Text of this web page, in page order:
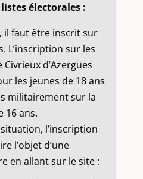
électorales :
il faut être inscrit sur
L’inscription sur les
d’Azergues
les jeunes de 18 ans
militairement sur la
16 ans.
l’inscription
l’objet d’une
en allant sur le site :